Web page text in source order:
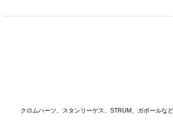
クロムハーツ、スタンリーゲス、STRUM、ガボールな